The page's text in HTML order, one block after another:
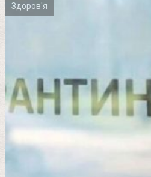
Здоров'я